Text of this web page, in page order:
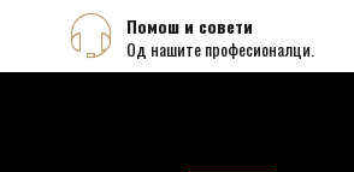
Помош и совети
Од нашите професионалци.